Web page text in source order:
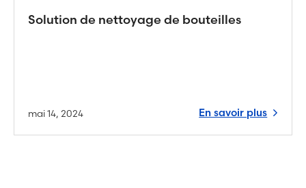
Solution de nettoyage de bouteilles
mai 14, 2024 En savoir plus